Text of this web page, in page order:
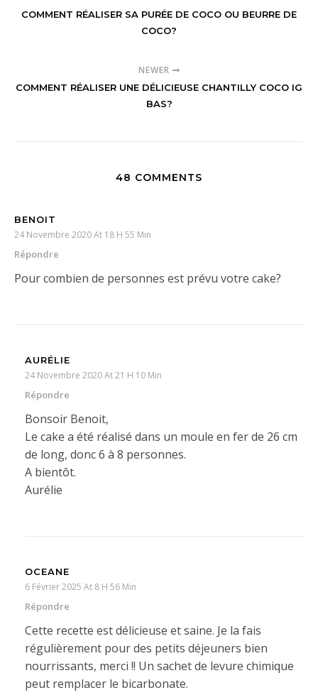
COMMENT RÉALISER SA PURÉE DE COCO OU BEURRE DE
COCO?
NEWER
COMMENT RÉALISER UNE DÉLICIEUSE CHANTILLY COCO IG
BAS?
48 COMMENTS
BENOIT
24 Novembre 2020 At 18 H 55 Min
Répondre
Pour combien de personnes est prévu votre cake?
AURÉLIE
24 Novembre 2020 At 21 H 10 Min
Répondre
Bonsoir Benoit,
Le cake a été réalisé dans un moule en fer de 26 cm
de long, donc 6 à 8 personnes.
A bientôt.
Aurélie
OCEANE
6 Février 2025 At 8 H 56 Min
Répondre
Cette recette est délicieuse et saine. Je la fais
régulièrement pour des petits déjeuners bien
nourrissants, merci !! Un sachet de levure chimique
peut remplacer le bicarbonate.